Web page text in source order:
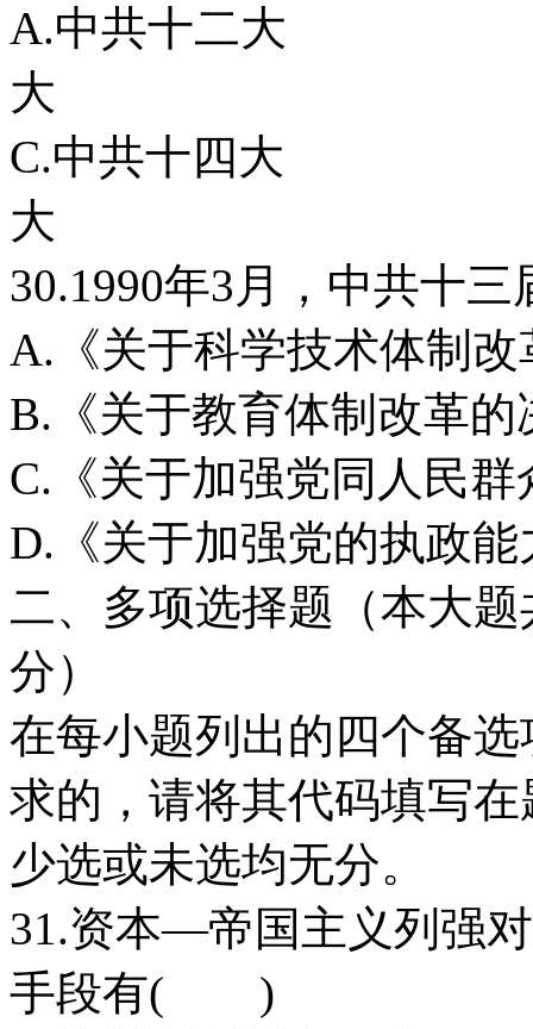
A.中共十二
大
C.中共十
大
30.1990年3月，中共十
A.《关于科学技术体制
B.《关于教育体制改革的
C.《关于加强党同人民
D.《关于加强党的执政
二、多项选择题（本大
分）
在每小题列出的四个备
求的，请将其代码填写
少选或未选均无分。
31.资本—帝国主义列强
手段有( )